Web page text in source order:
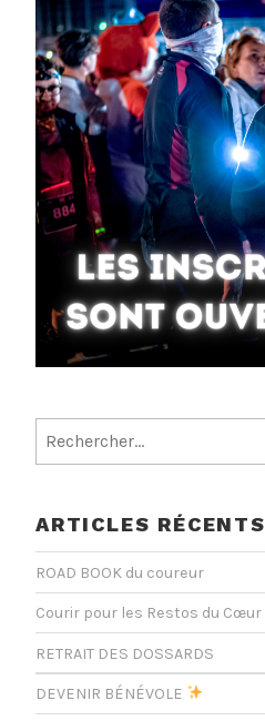
ARTICLES RÉCENTS
ROAD BOOK du coureur
Courir pour les Restos du Cœur
RETRAIT DES DOSSARDS
DEVENIR BÉNÉVOLE